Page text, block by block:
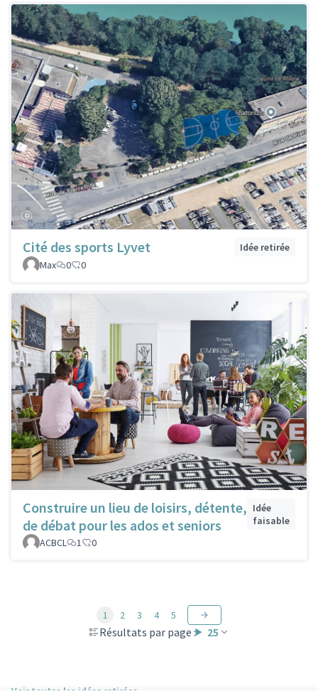
Cité des sports Lyvet
Idée retirée
Max
0 0
Construire un lieu de loisirs, détente,
de débat pour les ados et seniors
Idée
faisable
ACBCL
1 0
Résultats par page : 25
1 2 3 4 5